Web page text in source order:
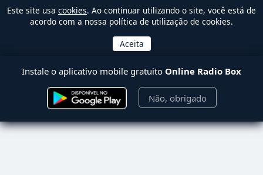
Este site usa cookies. Ao continuar utilizando o site, você está de
acordo com a nossa política de utilização de cookies.
Instale o aplicativo mobile gratuito Online Radio Box
Não, obrigado